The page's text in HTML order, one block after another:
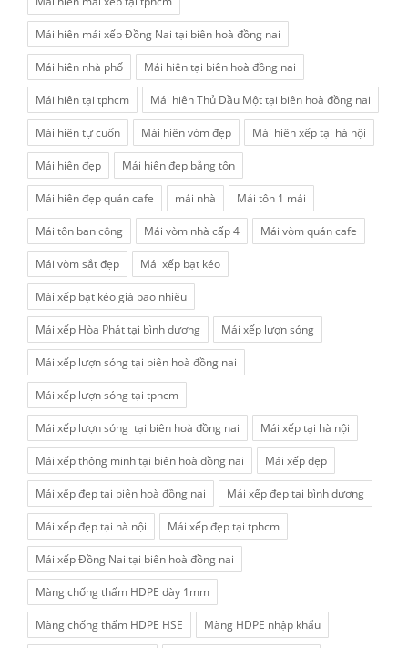
Mái hiên mái xếp Đồng Nai tại biên hoà đồng nai
Mái hiên nhà phố Mái hiên tại biên hoà đồng nai
Mái hiên tại tphcm Mái hiên Thủ Dầu Một tại biên hoà đồng nai
Mái hiên tự cuốn Mái hiên vòm đẹp Mái hiên xếp tại hà nội
Mái hiên đẹp Mái hiên đẹp bằng tôn
Mái hiên đẹp quán cafe mái nhà Mái tôn 1 mái
Mái tôn ban công Mái vòm nhà cấp 4 Mái vòm quán cafe
Mái vòm sắt đẹp Mái xếp bạt kéo
Mái xếp bạt kéo giá bao nhiêu
Mái xếp Hòa Phát tại bình dương Mái xếp lượn sóng
Mái xếp lượn sóng tại biên hoà đồng nai
Mái xếp lượn sóng tại tphcm
Mái xếp lượn sóng tại biên hoà đồng nai Mái xếp tại hà nội
Mái xếp thông minh tại biên hoà đồng nai Mái xếp đẹp
Mái xếp đẹp tại biên hoà đồng nai Mái xếp đẹp tại bình dương
Mái xếp đẹp tại hà nội Mái xếp đẹp tại tphcm
Mái xếp Đồng Nai tại biên hoà đồng nai
Màng chống thấm HDPE dày 1mm
Màng chống thấm HDPE HSE Màng HDPE nhập khẩu